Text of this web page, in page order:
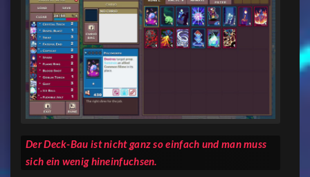
Der Deck-Bau ist nicht ganz so einfach und man muss
sich ein wenig hineinfuchsen.